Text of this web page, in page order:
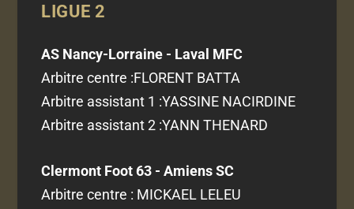
LIGUE 2
AS Nancy-Lorraine - Laval MFC
Arbitre centre :FLORENT BATTA
Arbitre assistant 1 :YASSINE NACIRDINE
Arbitre assistant 2 :YANN THENARD
Clermont Foot 63 - Amiens SC
Arbitre centre : MICKAEL LELEU